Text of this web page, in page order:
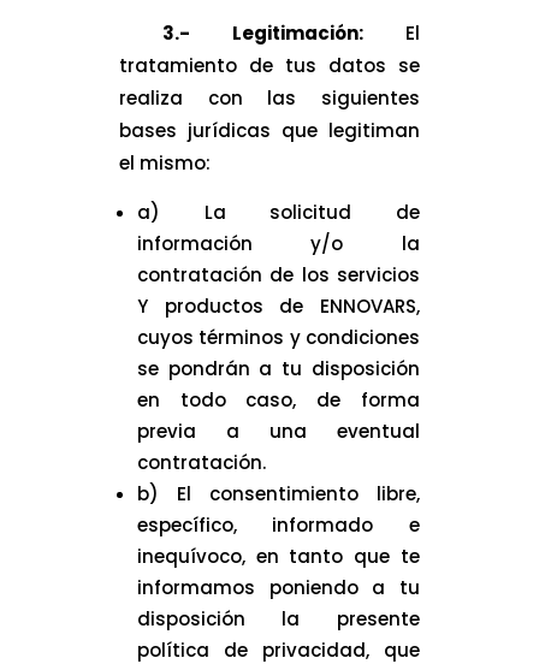
3.- Legitimación: El
tratamiento de tus datos se
realiza con las siguientes
bases jurídicas que legitiman
el mismo:
a) La solicitud de
información y/o la
contratación de los servicios
Y productos de ENNOVARS,
cuyos términos y condiciones
se pondrán a tu disposición
en todo caso, de forma
previa a una eventual
contratación.
b) El consentimiento libre,
específico, informado e
inequívoco, en tanto que te
informamos poniendo a tu
disposición la presente
política de privacidad, que